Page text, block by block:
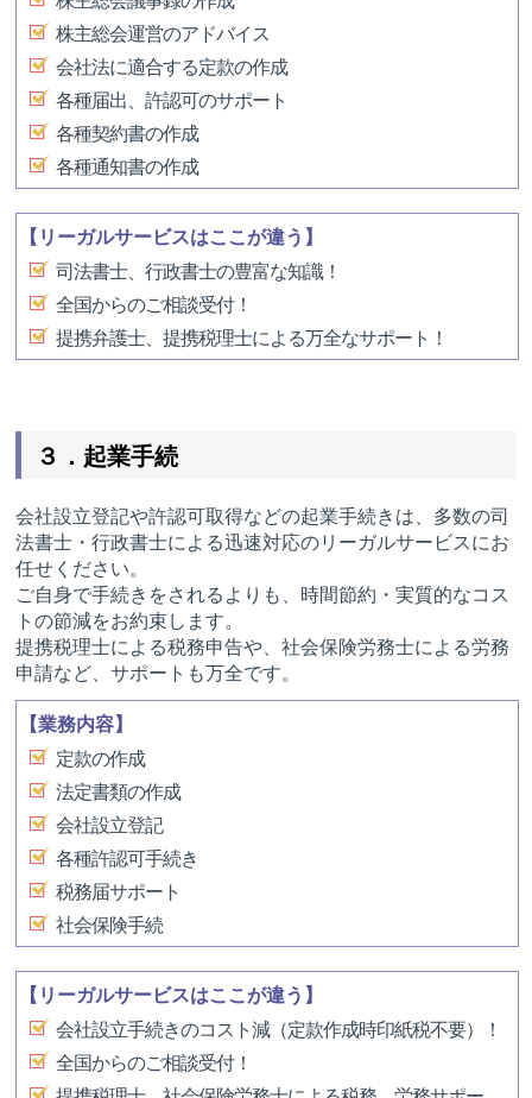
株主総会運営のアドバイス
会社法に適合する定款の作成
各種届出、許認可のサポート
各種契約書の作成
各種通知書の作成
【リーガルサービスはここが違う】
司法書士、行政書士の豊富な知識！
全国からのご相談受付！
提携弁護士、提携税理士による万全なサポート！
３．起業手続
会社設立登記や許認可取得などの起業手続きは、多数の司
法書士・行政書士による迅速対応のリーガルサービスにお
任せください。
ご自身で手続きをされるよりも、時間節約・実質的なコス
トの節減をお約束します。
提携税理士による税務申告や、社会保険労務士による労務
申請など、サポートも万全です。
【業務内容】
定款の作成
法定書類の作成
会社設立登記
各種許認可手続き
税務届サポート
社会保険手続
【リーガルサービスはここが違う】
会社設立手続きのコスト減（定款作成時印紙税不要）！
全国からのご相談受付！